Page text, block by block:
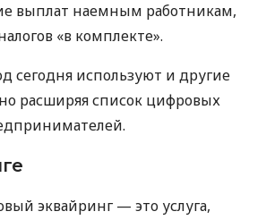
выплат наемным работникам,
«в комплекте».
сегодня используют и другие
расширяя список цифровых
эквайринг — это услуга,